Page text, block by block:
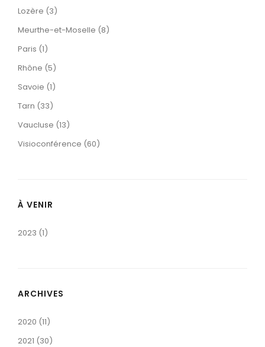
Lozère (3)
Meurthe-et-Moselle (8)
Paris (1)
Rhône (5)
Savoie (1)
Tarn (33)
Vaucluse (13)
Visioconférence (60)
À VENIR
2023 (1)
ARCHIVES
2020 (11)
2021 (30)